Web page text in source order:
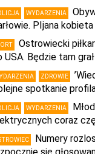
WYDARZENIA
PIjana
Ostrowiecki
USA. Będzie tam
ZDROWIE
spotkanie
WYDARZENIA
coraz
Numery